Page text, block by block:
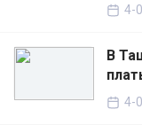
4-
В
4-